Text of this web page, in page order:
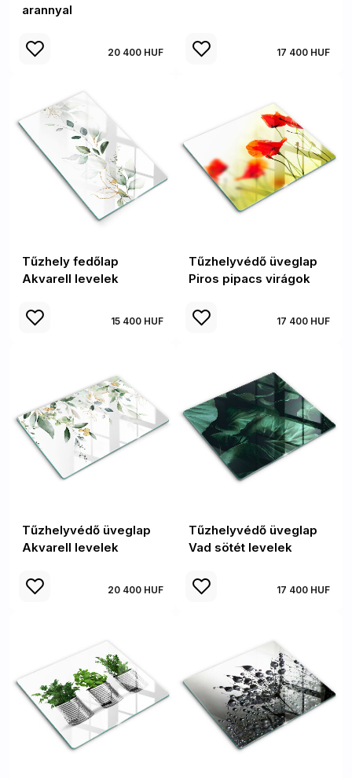
arannyal
20 400 HUF 17 400 HUF
Tűzhely fedőlap
Akvarell levelek
15 400 HUF
Tűzhelyvédő üveglap
Piros pipacs virágok
17 400 HUF
Tűzhelyvédő üveglap
Akvarell levelek
20 400 HUF
Tűzhelyvédő üveglap
Vad sötét levelek
17 400 HUF